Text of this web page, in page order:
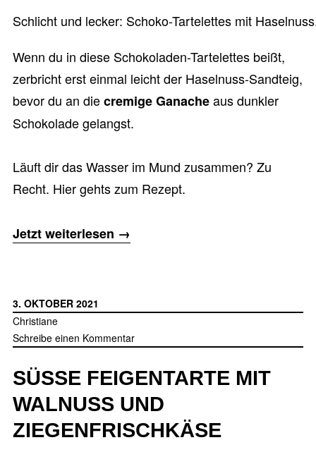
Schlicht und lecker: Schoko-Tartelettes mit
Wenn du in diese Schokoladen-Tartelettes beißt,
zerbricht erst einmal leicht der Haselnuss-Sandteig,
bevor du an diecremige Ganacheaus dunkler
Schokolade gelangst.
Läuft dir das Wasser im Mund zusammen? Zu
Recht. Hier gehts zum Rezept.
Jetzt weiterlesen „Schokoladen-
Hauch
Haselnuss“
→
3. OKTOBER 2021
Christiane
Schreibe einen Kommentar
SÜSSE FEIGENTARTE MIT W
ALNUSS UND Z
IEGENFRISCHKÄSE